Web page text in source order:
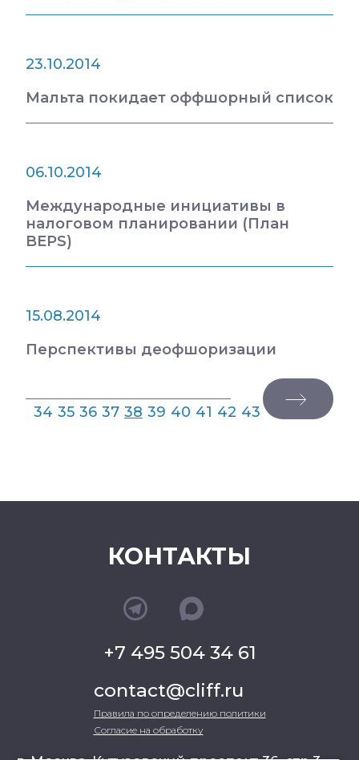
23.10.2014
Мальта покидает оффшорный список
06.10.2014
Международные инициативы в
налоговом планировании (План
BEPS)
15.08.2014
Перспективы деофшоризации
34 35 36 37 38 39 40 41 42 43
КОНТАКТЫ
+7 495 504 34 61
contact@cliff.ru
Правила по определению политики
Согласие на обработку